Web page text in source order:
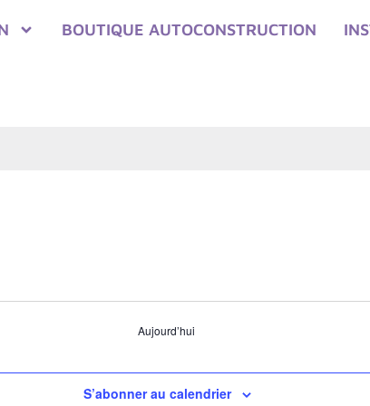
BOUTIQUE AUTOCONSTRUCTION
Aujourd’hui
S’abonner au calendrier